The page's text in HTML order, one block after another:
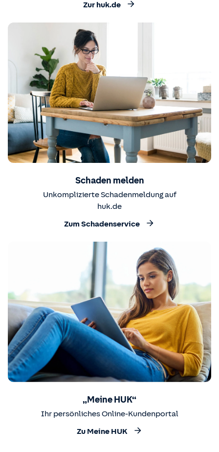
Zur huk.de
Schaden melden
Unkomplizierte Schadenmeldung auf
huk.de
Zum Schadenservice
„Meine HUK“
Ihr persönliches Online-Kundenportal
Zu Meine HUK